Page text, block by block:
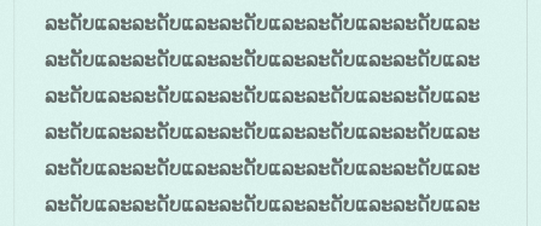
ລະດັບແລະລະດັບແລະລະດັບແລະລະດັບແລະລະດັບແລະ
ລະດັບແລະລະດັບແລະລະດັບແລະລະດັບແລະລະດັບແລະ
ລະດັບແລະລະດັບແລະລະດັບແລະລະດັບແລະລະດັບແລະ
ລະດັບແລະລະດັບແລະລະດັບແລະລະດັບແລະລະດັບແລະ
ລະດັບແລະລະດັບແລະລະດັບແລະລະດັບແລະລະດັບແລະ
ລະດັບແລະລະດັບແລະລະດັບແລະລະດັບແລະລະດັບແລະ